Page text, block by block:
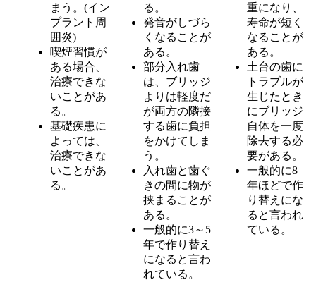
まう。(イン
プラント周
囲炎)
喫煙習慣が
ある場合、
治療できな
いことがあ
る。
基礎疾患に
よっては、
治療できな
いことがあ
る。
る。
発音がしづら
くなることが
ある。
部分入れ歯
は、ブリッジ
よりは軽度だ
が両方の隣接
する歯に負担
をかけてしま
う。
入れ歯と歯ぐ
きの間に物が
挟まることが
ある。
一般的に3～5
年で作り替え
になると言わ
れている。
重になり、
寿命が短く
なることが
ある。
土台の歯に
トラブルが
生じたとき
にブリッジ
自体を一度
除去する必
要がある。
一般的に8
年ほどで作
り替えにな
ると言われ
ている。